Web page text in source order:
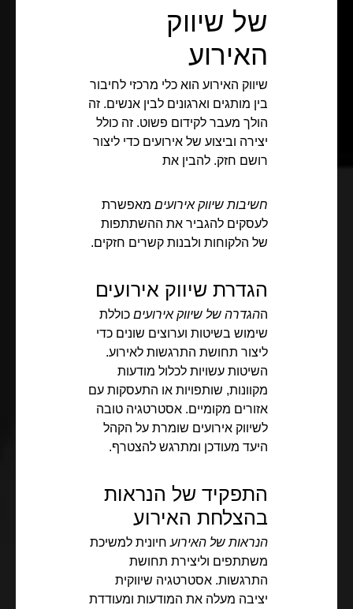
של שיווק
האירוע
שיווק האירוע הוא כלי מרכזי לחיבור
בין מותגים וארגונים לבין אנשים. זה
הולך מעבר לקידום פשוט. זה כולל
יצירה וביצוע של אירועים כדי ליצור
רושם חזק. להבין את
חשיבות שיווק אירועים מאפשרת
לעסקים להגביר את ההשתתפות
של הלקוחות ולבנות קשרים חזקים.
הגדרת שיווק אירועים
ההגדרה של שיווק אירועים כוללת
שימוש בשיטות וערוצים שונים כדי
ליצור תחושת התרגשות לאירוע.
השיטות עשויות לכלול מודעות
מקוונות, שותפויות או התעסקות עם
אזורים מקומיים. אסטרטגיה טובה
לשיווק אירועים שומרת על הקהל
היעד מעודכן ומתרגש להצטרף.
התפקיד של הנראות
בהצלחת האירוע
הנראות של האירועחיונית למשיכת
משתתפים וליצירת תחושת
התרגשות. אסטרטגיה שיווקית
יציבה מעלה את המודעות ומעודדת